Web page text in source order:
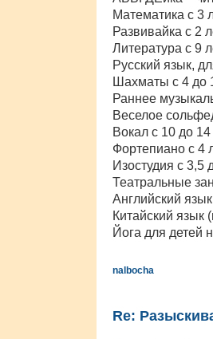
Математика с 3
Развивайка с 2
Литература с 9
Русский язык,
Шахматы с 4 до
Раннее
Веселое
Вокал с 10 до 14
Фортепиано с 4
Изостудия с 3,5
Театральные
Английский
Китайский язык
Йога для детей
nalbocha
Re: